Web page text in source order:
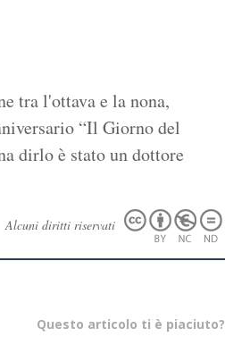
tra l'ottava e la nona,
“Il Giorno del
dirlo è stato un dottore
Alcuni diritti riservati
Questo articolo ti è piaciuto?